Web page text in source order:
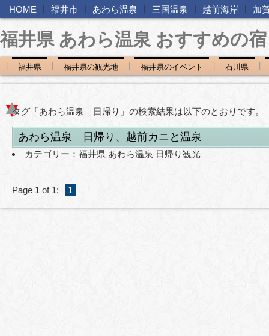
福井県 あわら温泉 おすすめの宿
HOME | 福井市 | あわら温泉 | 三国温泉 | 越前海岸 | 加
福井県 福井県の観光地 福井県のイベント 石川県
タグ「あわら温泉 日帰り」の検索結果は以下のとおりです。
あわら温泉 日帰り、越前カニと温泉
カテゴリー： 福井県 あわら温泉 日帰り観光
Page 1 of 1: 1